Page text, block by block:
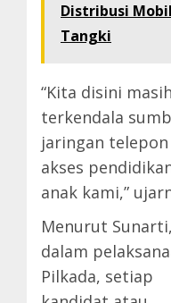
Distribusi Mobil
Tangki
“Kita disini masih
terkendala
jaringan telepon
akses
anak kami,”
Menurut Sunarti,
dalam
Pilkada, setiap